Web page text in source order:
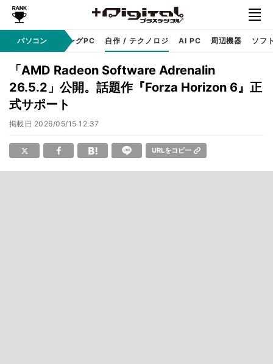
パソコン
PC本体 ゲーミングPC 自作 / テクノロジ AI PC 周辺機器 ソフ
「AMD Radeon Software Adrenalin
26.5.2」公開。話題作『Forza Horizon 6』正
式サポート
掲載日 2026/05/15 12:37
URLをコピー